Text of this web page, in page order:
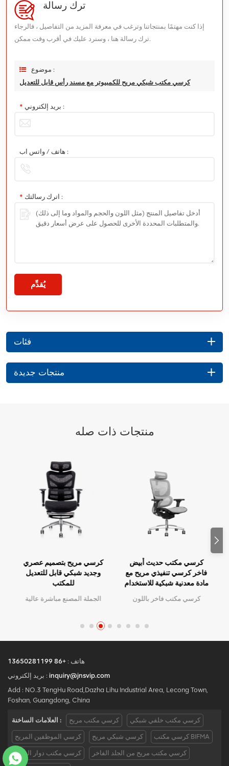
ترك رسالة
إذا كنت مهتمًا بمنتجاتنا وترغب في معرفة المزيد من التفاصيل ، فالرجاء
ترك رسالة هنا ، وسنرد عليك في أقرب وقت ممكن.
موضوع :
كرسي مكتب شبكي مريح للكمبيوتر مع مسند رأس قابل للتعديل
* بريد إلكتروني :
هاتف / واتس اب :
* اترك رسالتك :
يُقدِّم
فئات
منتجات جديدة
منتجات ذات صله
كرسي مريح بتصميم عصري
وجديد شبكي قابل للتعديل
للمكتب
الجملة المصنع مباشرة عالية
واحدة ، كمية كبيرة مع خصم
كبير.الخدمة المخصصة مع
كرسي مكتب حديث أبيض
فاخر كرسي تنفيذي مريح مع
مادة معدنية شبكية للاستخدام
كرسي مكتب فاخر باللون
هاتف : +86 13650281199
بريد إلكتروني : inquiry@jnsvip.com
Add : NO.3 TengHu Road,Dazha Lihu Industrial Area, Lecong Town,
Foshan, Guangdong, China
العلامات الساخنة : كرسي مكتب مريح كرسي مكتب خلفي شبكي
كرسي الموظفين المريح كرسي شبكي مريح كرسي مكتب BIFMA
كرسي مكتب دوار الصين كرسي مكتب مريح من الجلد الفاخر